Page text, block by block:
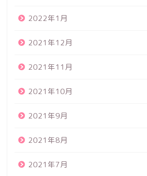
2022年1月
2021年12月
2021年11月
2021年10月
2021年9月
2021年8月
2021年7月